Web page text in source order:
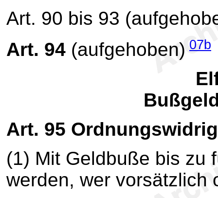
Art. 90 bis 93
Art. 94 (aufgehoben) 07b
Art. 95
(1) Mit Geldbuße bis zu
werden, wer vorsätzlich